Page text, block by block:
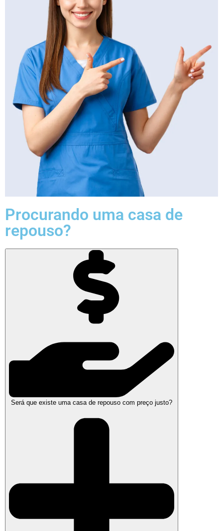
Procurando uma casa de
repouso?
Será que existe uma casa de repouso com preço justo?